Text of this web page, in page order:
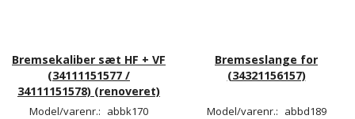
Bremsekaliber sæt HF + VF
(34111151577 /
34111151578) (renoveret)
Model/varenr.: abbk170
Bremseslange for
(34321156157)
Model/varenr.: abbd189